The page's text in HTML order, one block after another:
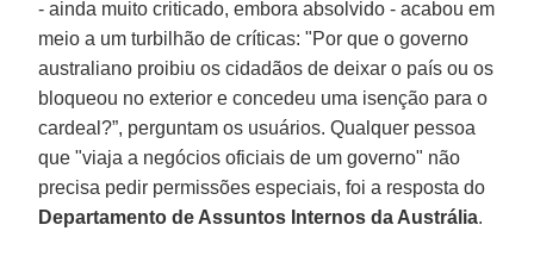
- ainda muito criticado, embora absolvido - acabou em
meio a um turbilhão de críticas: "Por que o governo
australiano proibiu os cidadãos de deixar o país ou os
bloqueou no exterior e concedeu uma isenção para o
cardeal?”, perguntam os usuários. Qualquer pessoa
que "viaja a negócios oficiais de um governo" não
precisa pedir permissões especiais, foi a resposta do
Departamento de Assuntos Internos da Austrália.